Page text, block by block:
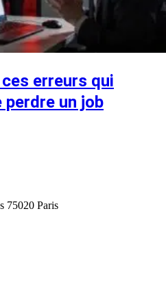
erreurs qui
un job
75020 Paris